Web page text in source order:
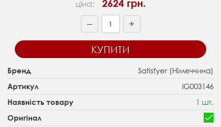
ціна: 2624 грн.
— +
КУПИТИ
Бренд Satisfyer (Німеччина)
Артикул IG003146
Наявність товару 1 шт.
Оригінал